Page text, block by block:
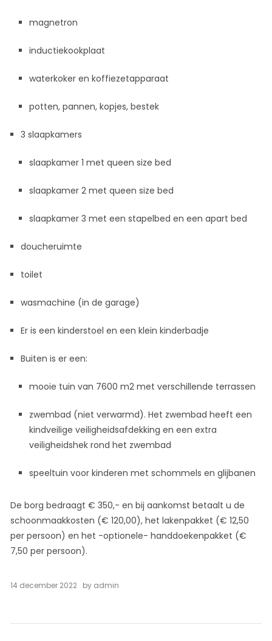
magnetron
inductiekookplaat
waterkoker en koffiezetapparaat
potten, pannen, kopjes, bestek
3 slaapkamers
slaapkamer 1 met queen size bed
slaapkamer 2 met queen size bed
slaapkamer 3 met een stapelbed en een apart bed
doucheruimte
toilet
wasmachine (in de garage)
Er is een kinderstoel en een klein kinderbadje
Buiten is er een:
mooie tuin van 7600 m2 met verschillende terrassen
zwembad (niet verwarmd). Het zwembad heeft een
kindveilige veiligheidsafdekking en een extra
veiligheidshek rond het zwembad
speeltuin voor kinderen met schommels en glijbanen
De borg bedraagt € 350,- en bij aankomst betaalt u de
schoonmaakkosten (€ 120,00), het lakenpakket (€ 12,50
per persoon) en het -optionele- handdoekenpakket (€
7,50 per persoon).
14 december 2022 by admin